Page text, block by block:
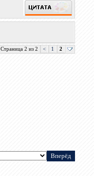
Страница 2 из 2 < 1 2